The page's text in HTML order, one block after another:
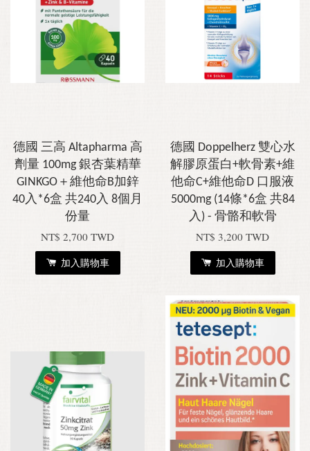
德國 三高 Altapharma 高
劑量 100mg 銀杏葉精華
GINKGO＋維他命B加鋅
40入*6盒 共240入 8個月
份量
NT$ 2,700 TWD
加入購物車
德國 Doppelherz 雙心水
解膠原蛋白+軟骨素+維
他命C+維他命D 口服液
5000mg (14條*6盒 共84
入) - 骨骼和軟骨
NT$ 3,200 TWD
加入購物車